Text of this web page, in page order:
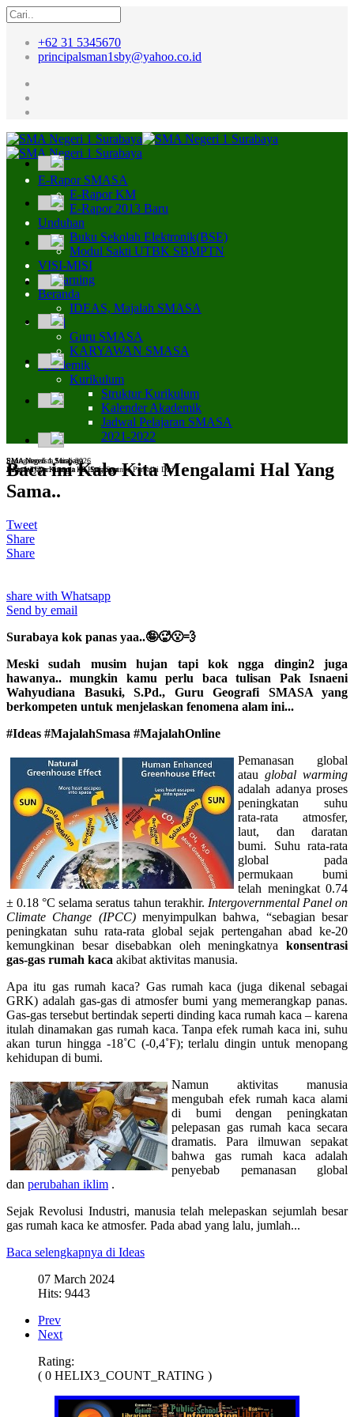
+62 31 5345670
principalsman1sby@yahoo.co.id
E-Rapor SMASA
E-Rapor KM
E-Rapor 2013 Baru
Unduhan
Buku Sekolah Elektronik(BSE)
Modul Sakti UTBK SBMPTN
VISI-MISI
E-Learning
Beranda
IDEAS, Majalah SMASA
Profil
Guru SMASA
KARYAWAN SMASA
Akademik
Kurikulum
Struktur Kurikulum
Kalender Akademik
Jadwal Pelajaran SMASA
2021-2022
SMA Negeri 1 Surabaya
Jalan Wijaya Kusuma 48, Surabaya
SMA Negeri 1 Surabaya
Jalan Wijaya Kusuma 48, Surabaya
Peringatan Isra Miraj 2026
Bertema "Dari Langit Ke Hati, Saatnya Perbaiki Diri"
Baca ini Kalo Kita Mengalami Hal Yang
Sama..
Tweet
Share
Share
share with Whatsapp
Send by email
Surabaya kok panas yaa..🤪🥵😮‍💨
Meski sudah musim hujan tapi kok ngga dingin2 juga
hawanya.. mungkin kamu perlu baca tulisan Pak Isnaeni
Wahyudiana Basuki, S.Pd., Guru Geografi SMASA yang
berkompeten untuk menjelaskan fenomena alam ini...
#Ideas #MajalahSmasa #MajalahOnline
Pemanasan global
atau global warming
adalah adanya proses
peningkatan suhu
rata-rata atmosfer,
laut, dan daratan
bumi. Suhu rata-rata
global pada
permukaan bumi
telah meningkat 0.74
± 0.18 °C selama seratus tahun terakhir. Intergovernmental Panel on
Climate Change (IPCC)menyimpulkan bahwa, “sebagian besar
peningkatan suhu rata-rata global sejak pertengahan abad ke-20
kemungkinan besar disebabkan oleh meningkatnya konsentrasi
gas-gas rumah kaca akibat aktivitas manusia.
Apa itu gas rumah kaca? Gas rumah kaca (juga dikenal sebagai
GRK) adalah gas-gas di atmosfer bumi yang memerangkap panas.
Gas-gas tersebut bertindak seperti dinding kaca rumah kaca – karena
itulah dinamakan gas rumah kaca. Tanpa efek rumah kaca ini, suhu
akan turun hingga -18˚C (-0,4˚F); terlalu dingin untuk menopang
kehidupan di bumi.
Namun aktivitas manusia
mengubah efek rumah kaca alami
di bumi dengan peningkatan
pelepasan gas rumah kaca secara
dramatis. Para ilmuwan sepakat
bahwa gas rumah kaca adalah
penyebab pemanasan global
dan perubahan iklim .
Sejak Revolusi Industri, manusia telah melepaskan sejumlah besar
gas rumah kaca ke atmosfer. Pada abad yang lalu, jumlah...
Baca selengkapnya di Ideas
07 March 2024
Hits: 9443
Prev
Next
Rating:
( 0 HELIX3_COUNT_RATING )